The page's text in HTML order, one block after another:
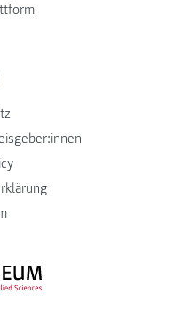
FH JOANNEUM Logo